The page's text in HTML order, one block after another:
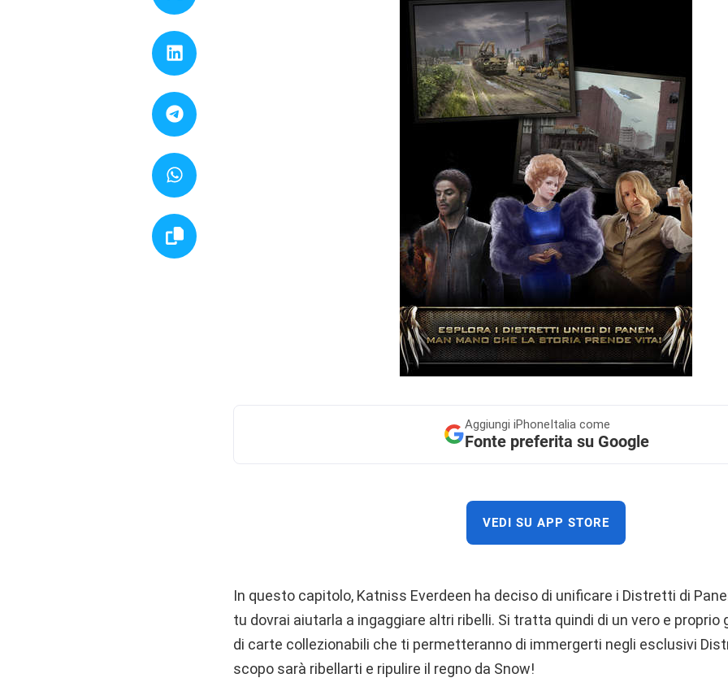
Aggiungi iPhoneItalia come
Fonte preferita su Google
VEDI SU APP STORE
In questo capitolo, Katniss Everdeen ha deciso di unificare i Distretti di
tu dovrai aiutarla a ingaggiare altri ribelli. Si tratta quindi di un vero e proprio
di carte collezionabili che ti permetteranno di immergerti negli esclusivi
scopo sarà ribellarti e ripulire il regno da Snow!